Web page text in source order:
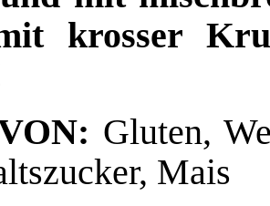
krosser
Gluten,
Mais